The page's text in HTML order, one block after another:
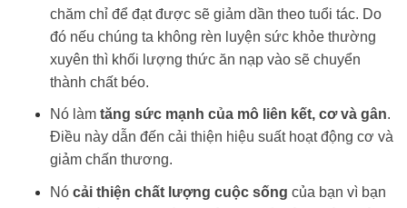
chăm chỉ để đạt được sẽ giảm dần theo tuổi tác. Do
đó nếu chúng ta không rèn luyện sức khỏe thường
xuyên thì khối lượng thức ăn nạp vào sẽ chuyển
thành chất béo.
Nó làm tăng sức mạnh của mô liên kết, cơ và gân.
Điều này dẫn đến cải thiện hiệu suất hoạt động cơ và
giảm chấn thương.
Nó cải thiện chất lượng cuộc sống của bạn vì bạn